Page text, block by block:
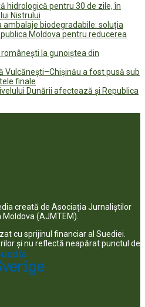
hidrologică pentru 30 de zile, în
Nistrului
ambalaje biodegradabile: soluția
Moldova pentru reducerea
la gunoiștea din
Vulcănești–Chișinău a fost pusă sub
finale
Dunării afectează și Republica
creată de Asociația Jurnaliștilor
Moldova (AJMTEM).
cu sprijinul financiar al Suediei.
şi nu reflectă neapărat punctul de